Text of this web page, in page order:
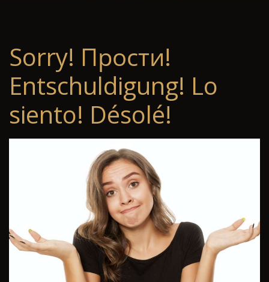
Sorry! Прости!
Entschuldigung! Lo
siento! Désolé!